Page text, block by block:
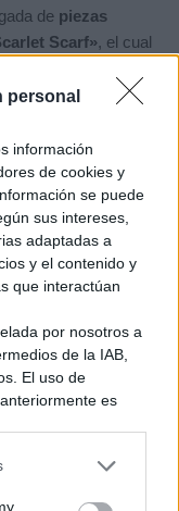
personal
información
de cookies y
se puede
sus intereses,
adaptadas a
y el contenido y
que interactúan
por nosotros a
de la IAB,
El uso de
es
audiencia.
de piezas
Scarf», el cual
Among Us se
Game Fest